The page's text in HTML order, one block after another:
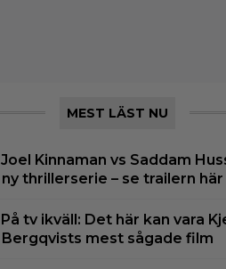
MEST LÄST NU
Joel Kinnaman vs Saddam
ny thrillerserie – se trailern här
På tv ikväll: Det här kan vara
Bergqvists mest sågade film